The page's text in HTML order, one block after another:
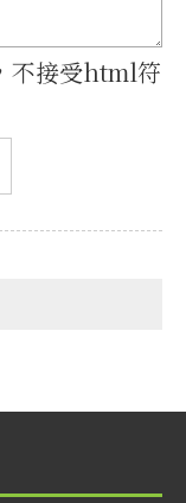
不接受html符